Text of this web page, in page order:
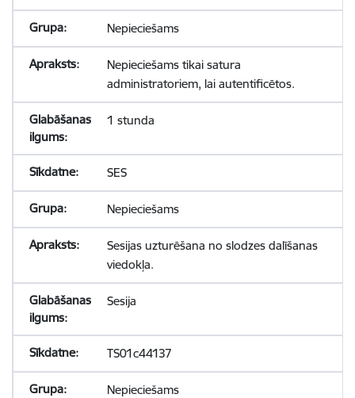
Nepieciešams
Nepieciešams tikai satura
administratoriem, lai autentificētos.
1 stunda
SES
Nepieciešams
Sesijas uzturēšana no slodzes dalīšanas
viedokļa.
Sesija
TS01c44137
Nepieciešams